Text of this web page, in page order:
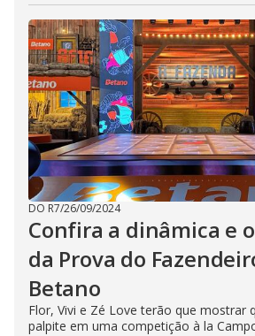
DO R7/26/09/2024
Confira a dinâmica e
da Prova do
Betano
Flor, Vivi e Zé Love terão que mostrar
palpite em uma competição à la